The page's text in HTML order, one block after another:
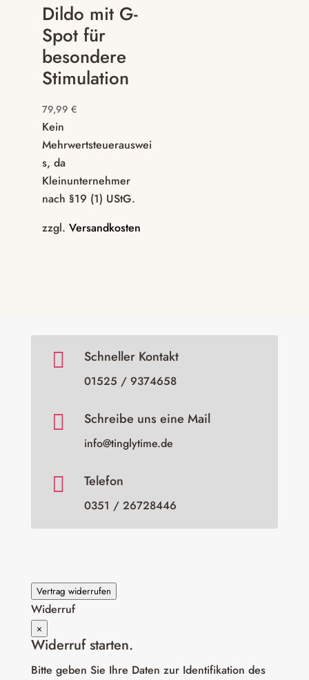
Dildo mit G-
Spot für
besondere
Stimulation
79,99 €
Kein
Mehrwertsteuerauswei
s, da
Kleinunternehmer
nach §19 (1) UStG.
zzgl. Versandkosten
 Schneller Kontakt
01525 / 9374658
 Schreibe uns eine Mail
info@tinglytime.de
 Telefon
0351 / 26728446
Vertrag widerrufen
Widerruf
×
Widerruf starten.
Bitte geben Sie Ihre Daten zur Identifikation des